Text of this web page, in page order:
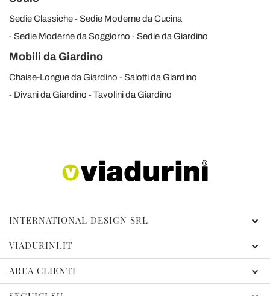
Sedie Classiche
Sedie Moderne da Cucina
Sedie Moderne da Soggiorno
Sedie da Giardino
Mobili da Giardino
Chaise-Longue da Giardino
Salotti da Giardino
Divani da Giardino
Tavolini da Giardino
INTERNATIONAL DESIGN SRL
VIADURINI.IT
AREA CLIENTI